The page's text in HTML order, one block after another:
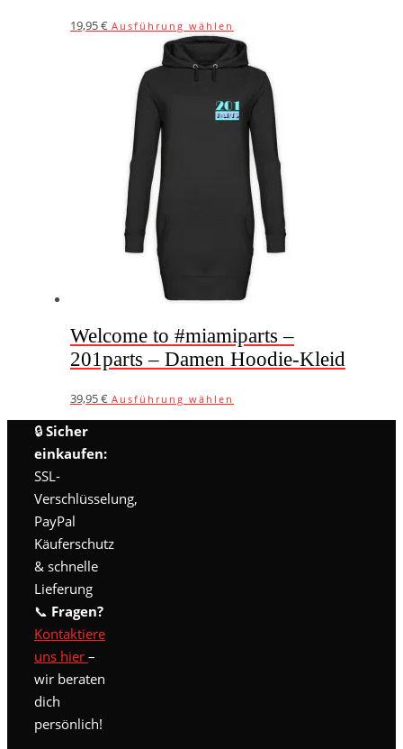
19,95€ Ausführung wählen
Produkt
weist
mehrere
Varianten
auf.
Die
Optionen
können
auf
der
Produktseite
gewählt
werden
Welcome to #miamiparts –
201parts – Damen Hoodie-Kleid
39,95€ Ausführung wählen
🔒 Sicher
einkaufen:
SSL-
Verschlüsselung,
PayPal
Käuferschutz
& schnelle
Lieferung
📞 Fragen?
Kontaktiere
uns hier –
wir beraten
dich
persönlich!